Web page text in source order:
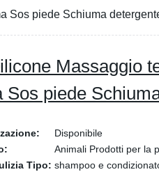
Sos piede Schiuma
Massaggio
Sos piede
Disponibile
Animali Prodotti per la
Tipo: shampoo e